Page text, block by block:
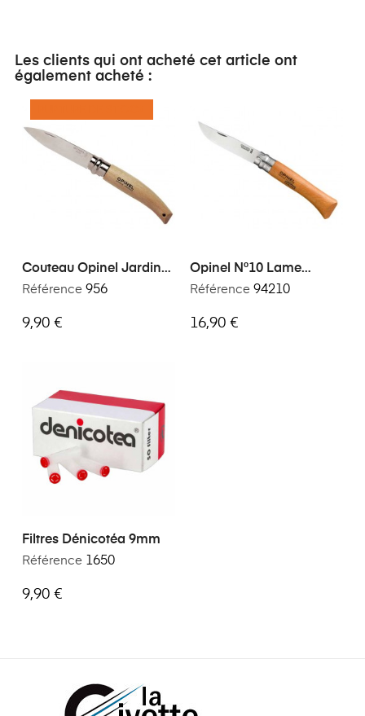
Les clients qui ont acheté cet article ont
également acheté :
Couteau Opinel Jardin
Le Pointu N°8
Référence 956
9,90 €
Opinel N°10 Lame
Carbone
Référence 94210
16,90 €
Filtres Dénicotéa 9mm
Référence 1650
9,90 €